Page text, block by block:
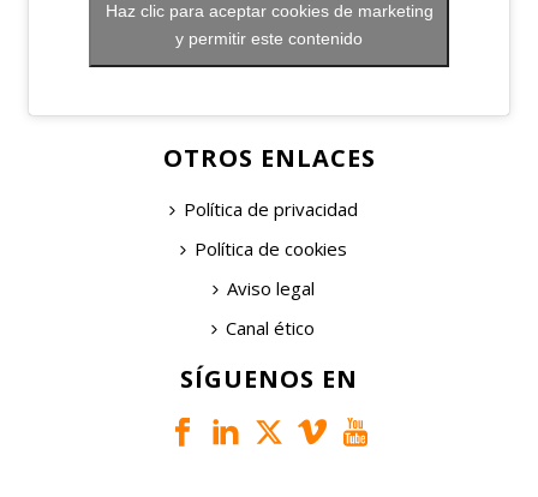
Haz clic para aceptar cookies de marketing
y permitir este contenido
OTROS ENLACES
Política de privacidad
Política de cookies
Aviso legal
Canal ético
SÍGUENOS EN